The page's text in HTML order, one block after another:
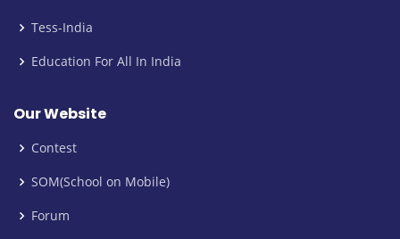
Tess-India
Education For All In India
Our Website
Contest
SOM(School on Mobile)
Forum